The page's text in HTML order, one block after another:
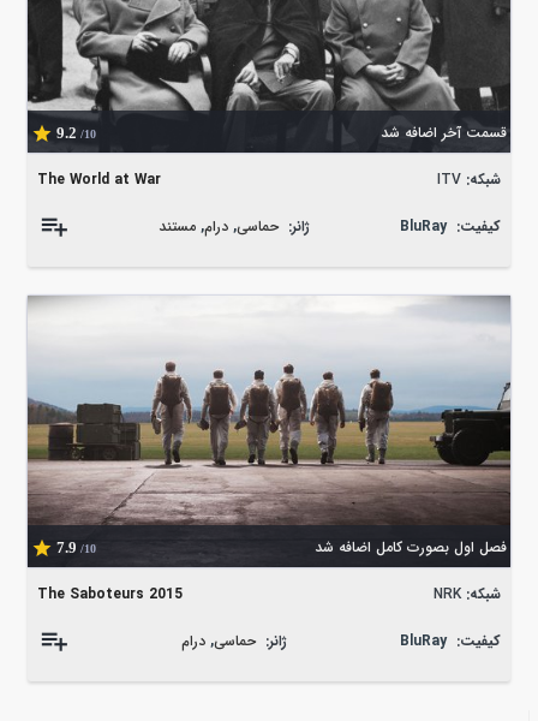
قسمت آخر اضافه شد 9.2 /10
The World at War شبکه: ITV
کیفیت: BluRay ژانر: حماسی,درام,مستند
فصل اول بصورت کامل اضافه شد 7.9 /10
The Saboteurs 2015 شبکه: NRK
کیفیت: BluRay ژانر: حماسی,درام